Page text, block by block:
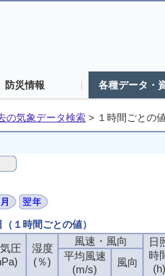
防災情報 各種データ・
の気象データ検索 > １時間ごとの
１時間ごとの値）
圧
湿度
(％)
風速・風向
日
時
(h)
平均風速
(m/s)
風向